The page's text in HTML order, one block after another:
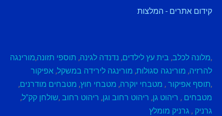
קידום אתרים - המלצות
,מלונה לכלב, בית עץ לילדים, נדנדה לגינה, תוספי תזונה,מורינגה
להרזיה, מורינגה סגולות, מורינגה לירידה במשקל, אפיקור
,תוסף אפיקור , מטבחי יוקרה, מטבחי חוץ, מטבחים מודרנים,
מטבחים , ריהוט גן, ריהוט רחוב וגן, ריהוט רחוב ,שולחן קק"ל,
גרניק , גרניק מומלץ